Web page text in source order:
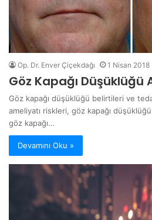
Op. Dr. Enver Çiçekdağı 1 Nisan 2018
Göz Kapağı Düşüklüğü
Göz kapağı düşüklüğü belirtileri ve
ameliyatı riskleri, göz kapağı
göz kapağı…
Devamını Oku »